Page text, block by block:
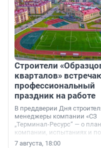
Строители
кварталов»
профессиональный
праздник на работе
В преддверии Дня
менеджеры компании «СЗ
„Терминал-Ресурс“ — о
компании, испытаниях и
осторожного оптимизма.
7 августа, 18:00